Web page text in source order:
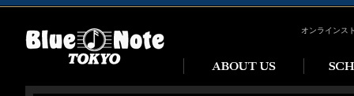
オンラインス